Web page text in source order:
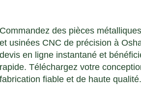
des pièces
usinées CNC de précision à
en ligne instantané et
Téléchargez votre
fiable et de haute